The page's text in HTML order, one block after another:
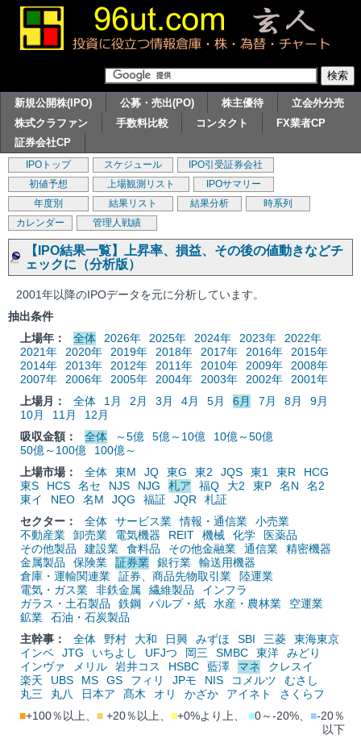
新規公開株(IPO) 公募・売出(PO) 株主優待
立会外分売
株式クラファン
手数料比較 コンタクト
FX業者CP
証券会社CP
IPOトップ スケジュール
IPO引受証券会社
初値予想
上場観測リスト
IPOサマリー
年度別
結果リスト 結果分析
時系列
カレンダー
管理人戦績
【IPO結果一覧】上昇率、損益、その後の値動きなどチ
ェックに（分析版）
2001年以降のIPOデータを元に分析しています。
抽出条件
上場年：
全体 2026年 2025年 2024年 2023年
2022年
2021年
2020年 2019年 2018年 2017年 2016年
2015年
2014年
2013年 2012年 2011年 2010年 2009年
2008年
2007年
2006年 2005年 2004年 2003年 2002年
2001年
上場月：
全体 1月 2月 3月 4月 5月 6月 7月 8月
9月
10月
11月
12月
吸収金額：
全体 ～5億 5億～10億
10億～50億
50億～100億
100億～
上場市場：
全体 東M JQ 東G 東2 JQS 東1 東R
HCG
東S
HCS 名セ NJS NJG 札ア 福Q 大2 東P 名N
名2
東イ
NEO 名M JQG 福証 JQR
札証
セクター：
全体 サービス業 情報・通信業
小売業
不動産業
卸売業 電気機器 REIT 機械 化学
医薬品
その他製品
建設業 食料品 その他金融業 通信業
精密機器
金属製品
保険業 証券業 銀行業
輸送用機器
倉庫・運輸関連業
証券、商品先物取引業
陸運業
電気・ガス業
非鉄金属 繊維製品
インフラ
ガラス・土石製品
鉄鋼 パルプ・紙 水産・農林業
空運業
鉱業
石油・石炭製品
主幹事：
全体 野村 大和 日興 みずほ SBI 三菱
東海東京
インベ
JTG いちよし UFJつ 岡三 SMBC 東洋
みどり
インヴァ
メリル 岩井コス HSBC 藍澤 マネ
クレスイ
楽天
UBS MS GS フィリ JPモ NIS コメルツ
むさし
丸三
丸八 日本ア 髙木 オリ かざか アイネト
さくらフ
■+100％以上、 ■ +20％以上、 ■+0%より上、 ■0～-20%、 ■-20％
以下